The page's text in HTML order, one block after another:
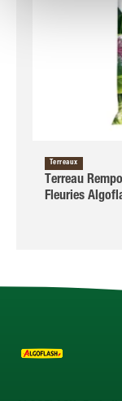
Terreaux
Terreau
Fleuries